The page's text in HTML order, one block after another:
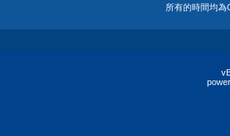
所有的時間均為